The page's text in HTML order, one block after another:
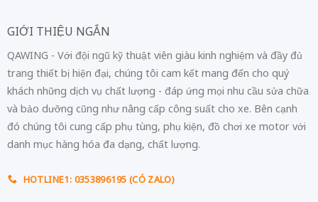
GIỚI THIỆU NGẮN
QAWING - Với đội ngũ kỹ thuật viên giàu kinh nghiệm và đầy đủ
trang thiết bị hiện đại, chúng tôi cam kết mang đến cho quý
khách những dịch vụ chất lượng - đáp ứng mọi nhu cầu sửa chữa
và bảo dưỡng cũng như nâng cấp công suất cho xe. Bên cạnh
đó chúng tôi cung cấp phụ tùng, phụ kiện, đồ chơi xe motor với
danh mục hàng hóa đa dạng, chất lượng.
HOTLINE1: 0353896195 (CÓ ZALO)